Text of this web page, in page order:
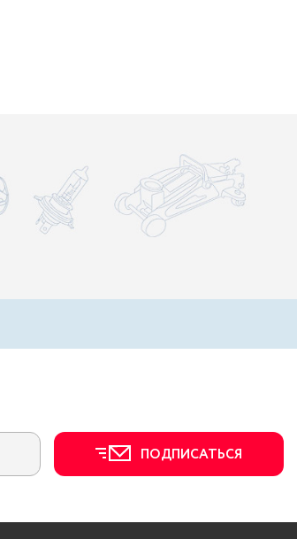
ПОДПИСАТЬСЯ